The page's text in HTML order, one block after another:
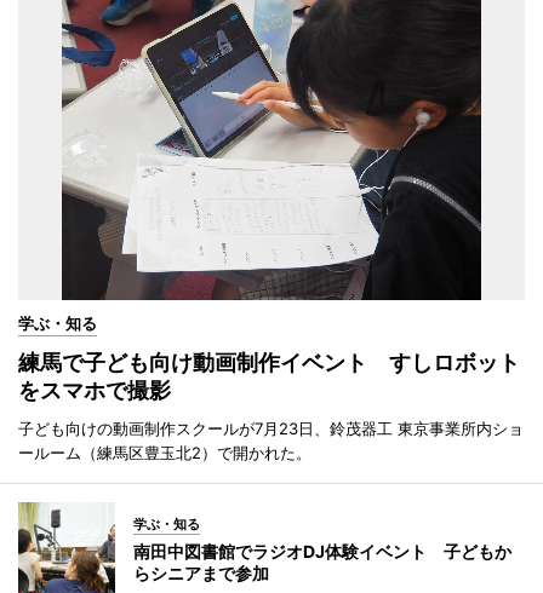
学ぶ・知る
練馬で子ども向け動画制作イベント すしロボット
をスマホで撮影
子ども向けの動画制作スクールが7月23日、鈴茂器工 東京事業所内ショ
ールーム（練馬区豊玉北2）で開かれた。
学ぶ・知る
南田中図書館でラジオDJ体験イベント 子どもか
らシニアまで参加